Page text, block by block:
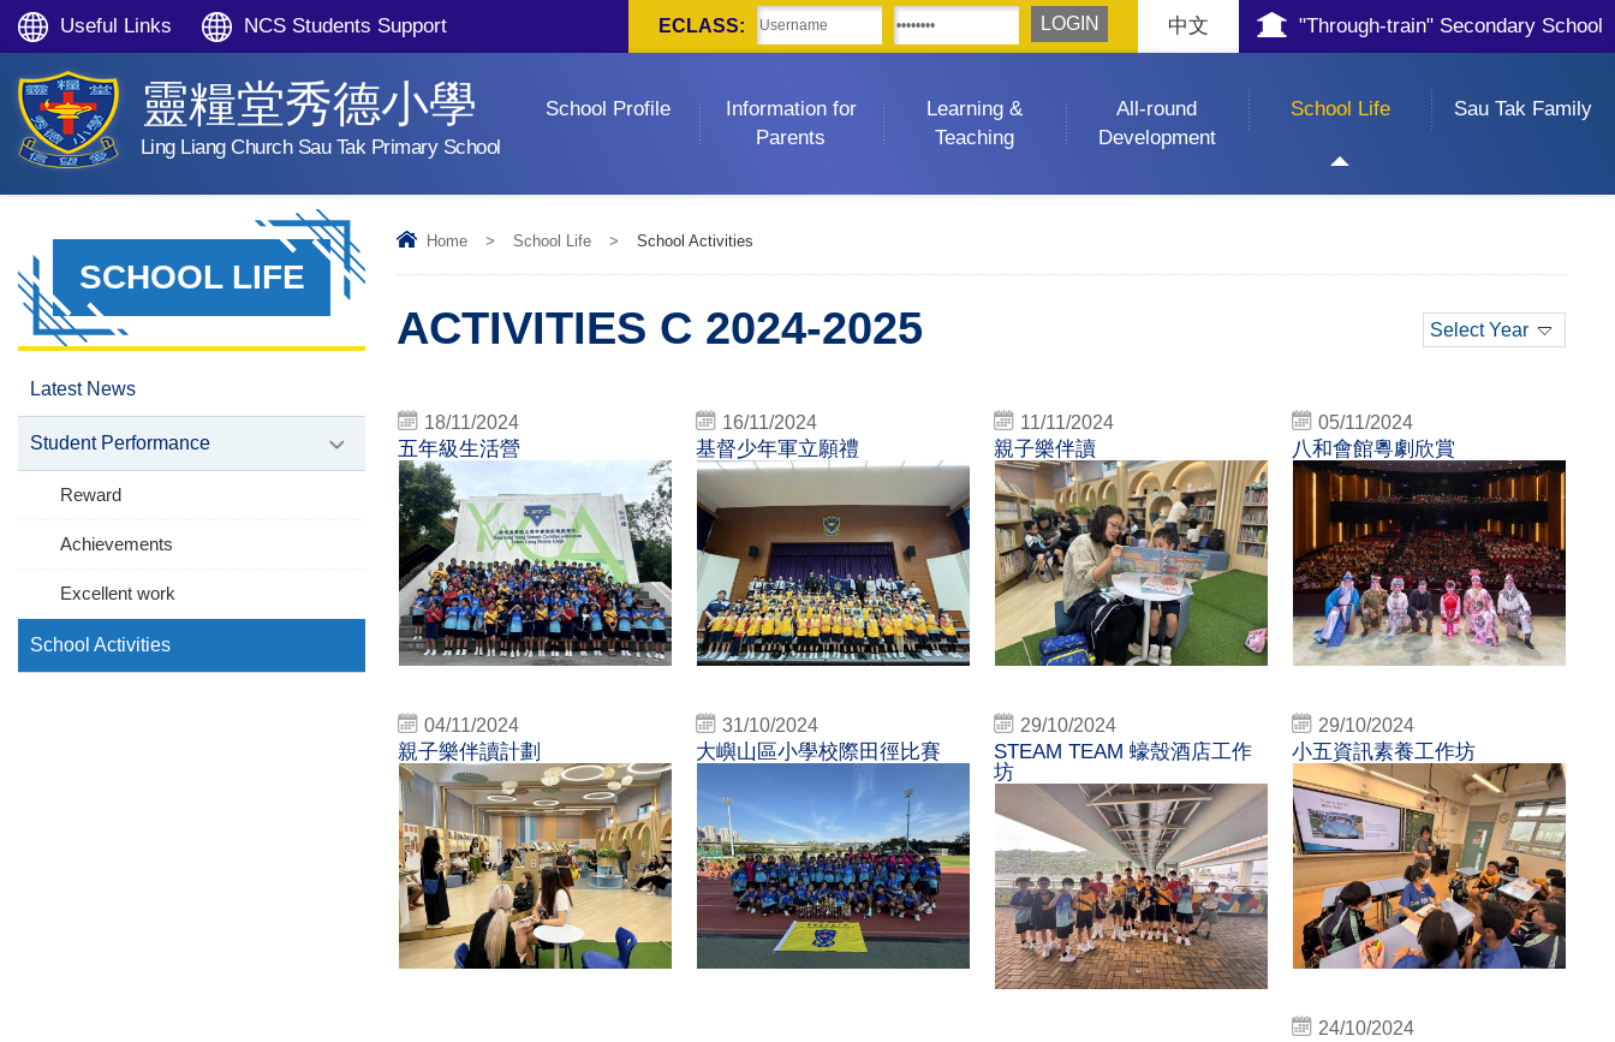
Useful Links NCS Students Support "Through-train" Secondary School
中文
ECLASS:
靈糧堂秀德小學
Ling Liang Church Sau Tak Primary School
School Profile
Information for
Parents
Learning &
Teaching
All-round
Development
School Life Sau Tak Family
Home > School Life > School Activities
ACTIVITIES C 2024-2025 Select Year
18/11/2024
五年級生活營
16/11/2024
基督少年軍立願禮
11/11/2024
親子樂伴讀
05/11/2024
八和會館粵劇欣賞
04/11/2024
親子樂伴讀計劃
31/10/2024
大嶼山區小學校際田徑比賽
29/10/2024
STEAM TEAM 蠔殼酒店工作
坊
29/10/2024
小五資訊素養工作坊
24/10/2024
SCHOOL LIFE
Latest News
Student Performance
Reward
Achievements
Excellent work
School Activities